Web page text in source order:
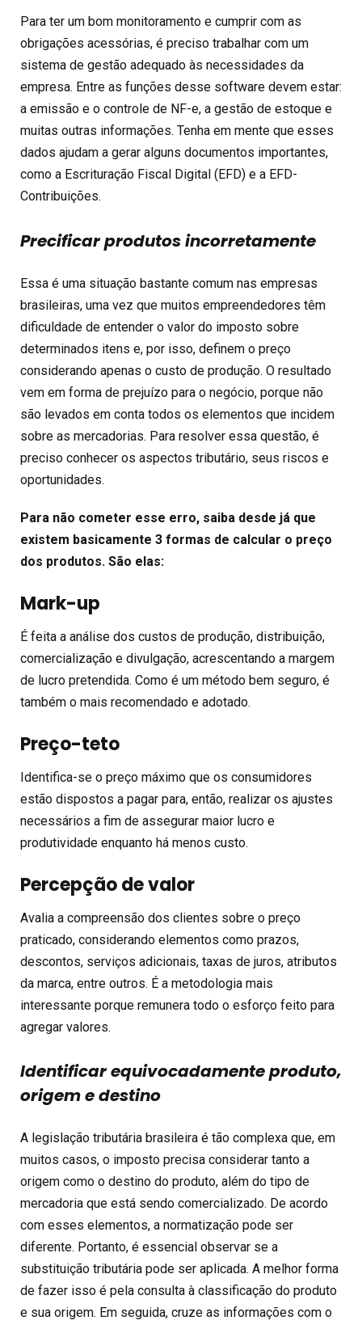
Para ter um bom monitoramento e cumprir com as
obrigações acessórias, é preciso trabalhar com um
sistema de gestão adequado às necessidades da
empresa. Entre as funções desse software devem estar:
a emissão e o controle de NF-e, a gestão de estoque e
muitas outras informações. Tenha em mente que esses
dados ajudam a gerar alguns documentos importantes,
como a Escrituração Fiscal Digital (EFD) e a EFD-
Contribuições.
Precificar produtos incorretamente
Essa é uma situação bastante comum nas empresas
brasileiras, uma vez que muitos empreendedores têm
dificuldade de entender o valor do imposto sobre
determinados itens e, por isso, definem o preço
considerando apenas o custo de produção. O resultado
vem em forma de prejuízo para o negócio, porque não
são levados em conta todos os elementos que incidem
sobre as mercadorias. Para resolver essa questão, é
preciso conhecer os aspectos tributário, seus riscos e
oportunidades.
Para não cometer esse erro, saiba desde já que
existem basicamente 3 formas de calcular o preço
dos produtos. São elas:
Mark-up
É feita a análise dos custos de produção, distribuição,
comercialização e divulgação, acrescentando a margem
de lucro pretendida. Como é um método bem seguro, é
também o mais recomendado e adotado.
Preço-teto
Identifica-se o preço máximo que os consumidores
estão dispostos a pagar para, então, realizar os ajustes
necessários a fim de assegurar maior lucro e
produtividade enquanto há menos custo.
Percepção de valor
Avalia a compreensão dos clientes sobre o preço
praticado, considerando elementos como prazos,
descontos, serviços adicionais, taxas de juros, atributos
da marca, entre outros. É a metodologia mais
interessante porque remunera todo o esforço feito para
agregar valores.
Identificar equivocadamente produto,
origem e destino
A legislação tributária brasileira é tão complexa que, em
muitos casos, o imposto precisa considerar tanto a
origem como o destino do produto, além do tipo de
mercadoria que está sendo comercializado. De acordo
com esses elementos, a normatização pode ser
diferente. Portanto, é essencial observar se a
substituição tributária pode ser aplicada. A melhor forma
de fazer isso é pela consulta à classificação do produto
e sua origem. Em seguida, cruze as informações com o